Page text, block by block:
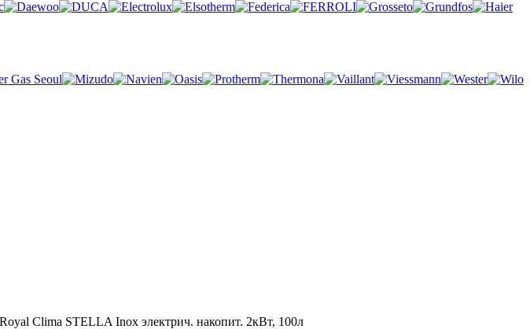
Clima STELLA Inox электрич. накопит. 2кВт, 100л